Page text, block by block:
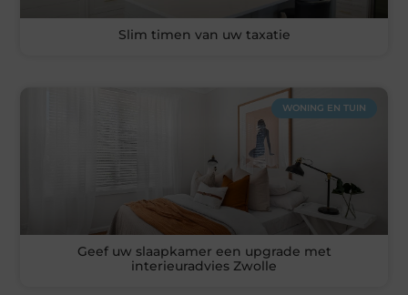
Slim timen van uw taxatie
WONING EN TUIN
Geef uw slaapkamer een upgrade met
interieuradvies Zwolle